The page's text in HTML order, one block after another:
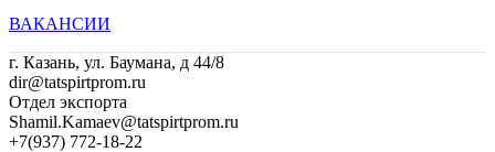
ВАКАНСИИ
г. Казань, ул. Баумана, д 44/8
dir@tatspirtprom.ru
Отдел экспорта
Shamil.Kamaev@tatspirtprom.ru
+7(937) 772-18-22